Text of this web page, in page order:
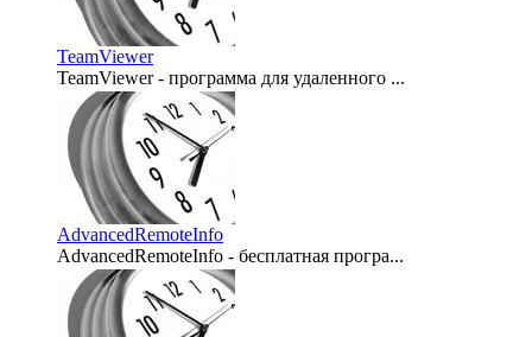
TeamViewer
TeamViewer - программа для удаленного ...
2007-12-25
AdvancedRemoteInfo
AdvancedRemoteInfo - бесплатная програ...
2007-08-21